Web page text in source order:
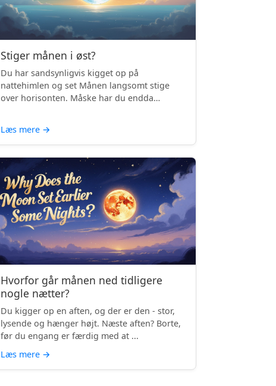
Stiger månen i øst?
Du har sandsynligvis kigget op på
nattehimlen og set Månen langsomt stige
over horisonten. Måske har du endda
Læs mere →
Hvorfor går månen ned tidligere
nogle nætter?
Du kigger op en aften, og der er den - stor,
lysende og hænger højt. Næste aften? Borte,
før du engang er færdig med at ...
Læs mere →